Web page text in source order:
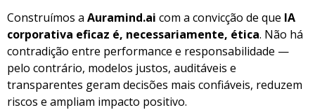
Construímos a Auramind.ai com a convicção de que IA
corporativa eficaz é, necessariamente, ética. Não há
contradição entre performance e responsabilidade —
pelo contrário, modelos justos, auditáveis e
transparentes geram decisões mais confiáveis, reduzem
riscos e ampliam impacto positivo.